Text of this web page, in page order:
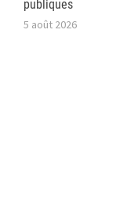
publiques
5 août 2026